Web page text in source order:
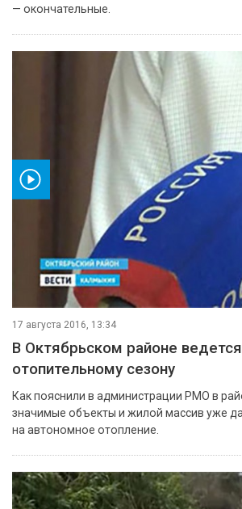
— окончательные.
17 августа 2016, 13:34
В Октябрьском районе
отопительному сезону
Как пояснили в администрации РМО в
значимые объекты и жилой массив уже
на автономное отопление.